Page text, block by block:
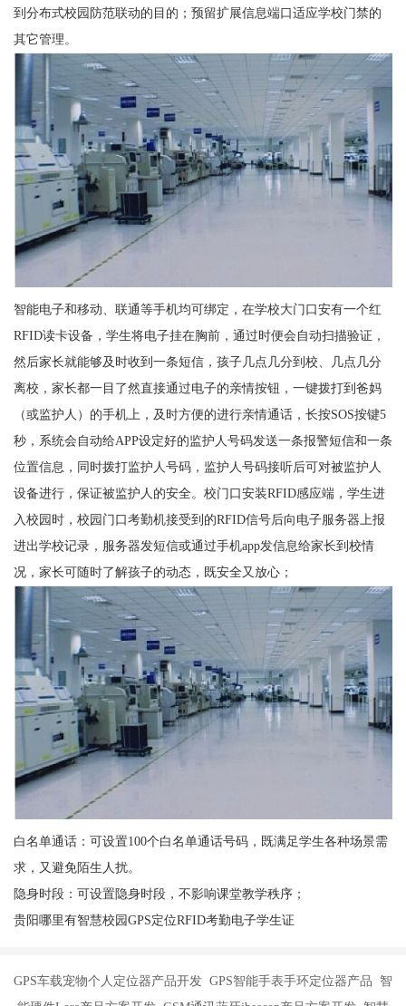
到分布式校园防范联动的目的；预留扩展信息端口适应学校门禁的
其它管理。
智能电子和移动、联通等手机均可绑定，在学校大门口安有一个红
RFID读卡设备，学生将电子挂在胸前，通过时便会自动扫描验证，
然后家长就能够及时收到一条短信，孩子几点几分到校、几点几分
离校，家长都一目了然直接通过电子的亲情按钮，一键拨打到爸妈
（或监护人）的手机上，及时方便的进行亲情通话，长按SOS按键5
秒，系统会自动给APP设定好的监护人号码发送一条报警短信和一条
位置信息，同时拨打监护人号码，监护人号码接听后可对被监护人
设备进行，保证被监护人的安全。校门口安装RFID感应端，学生进
入校园时，校园门口考勤机接受到的RFID信号后向电子服务器上报
进出学校记录，服务器发短信或通过手机app发信息给家长到校情
况，家长可随时了解孩子的动态，既安全又放心；
白名单通话：可设置100个白名单通话号码，既满足学生各种场景需
求，又避免陌生人扰。
隐身时段：可设置隐身时段，不影响课堂教学秩序；
贵阳哪里有智慧校园GPS定位RFID考勤电子学生证
GPS车载宠物个人定位器产品开发 GPS智能手表手环定位器产品 智